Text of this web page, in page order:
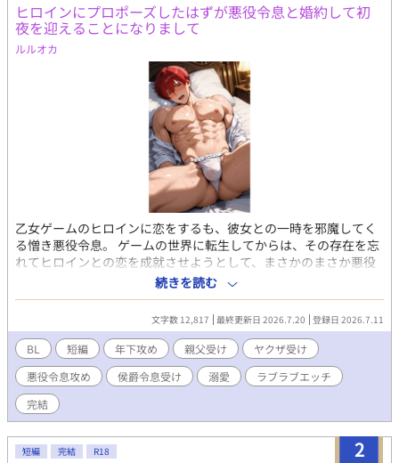
ヒロインにプロポーズしたはずが悪役令息と婚約して初
夜を迎えることになりまして
ルルオカ
乙女ゲームのヒロインに恋をするも、彼女との一時を邪魔してく
る憎き悪役令息。 ゲームの世界に転生してからは、その存在を忘
れてヒロインとの恋を成就させようとして、まさかのまさか悪役
令息に求愛をしてしまい、さらに思いもよらない展開に？ 異世界
転生もののBL小説です。R18。 人の恋愛を踏みにじる悪役令息×
女性関係でトラウマがある男。
続きを読む
文字数 12,817 最終更新日 2026.7.20 登録日 2026.7.11
BL 短編 年下攻め 親父受け
ヤクザ受け
悪役令息攻め
侯爵令息受け 溺愛
ラブラブエッチ
完結
2
短編 完結 R18